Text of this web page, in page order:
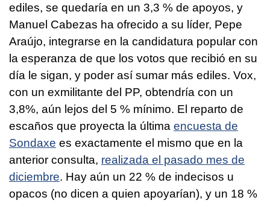
ediles, se quedaría en un 3,3 % de apoyos, y
Manuel Cabezas ha ofrecido a su líder, Pepe
Araújo, integrarse en la candidatura popular con
la esperanza de que los votos que recibió en su
día le sigan, y poder así sumar más ediles. Vox,
con un exmilitante del PP, obtendría con un
3,8%, aún lejos del 5 % mínimo. El reparto de
escaños que proyecta la última encuesta de
Sondaxe es exactamente el mismo que en la
anterior consulta, realizada el pasado mes de
diciembre. Hay aún un 22 % de indecisos u
opacos (no dicen a quien apoyarían), y un 18 %